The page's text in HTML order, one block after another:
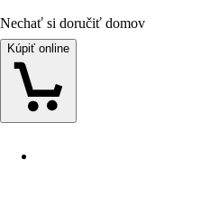
Nechať si doručiť domov
Kúpiť online